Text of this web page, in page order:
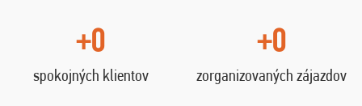
+0
spokojných klientov
+0
zorganizovaných zájazdov